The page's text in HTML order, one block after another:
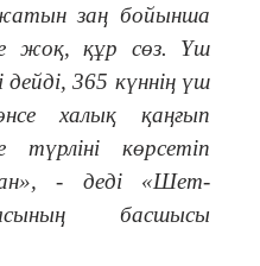
заң бойынша
жоқ, құр сөз. Үш
365 күннің үш
халық қаңғып
көрсетіп
- деді «Шет-
басшысы